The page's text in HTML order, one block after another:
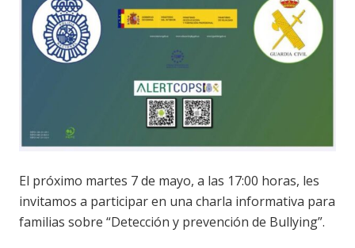
El próximo martes 7 de mayo, a las 17:00 horas, les
invitamos a participar en una charla informativa para
familias sobre “Detección y prevención de Bullying”.